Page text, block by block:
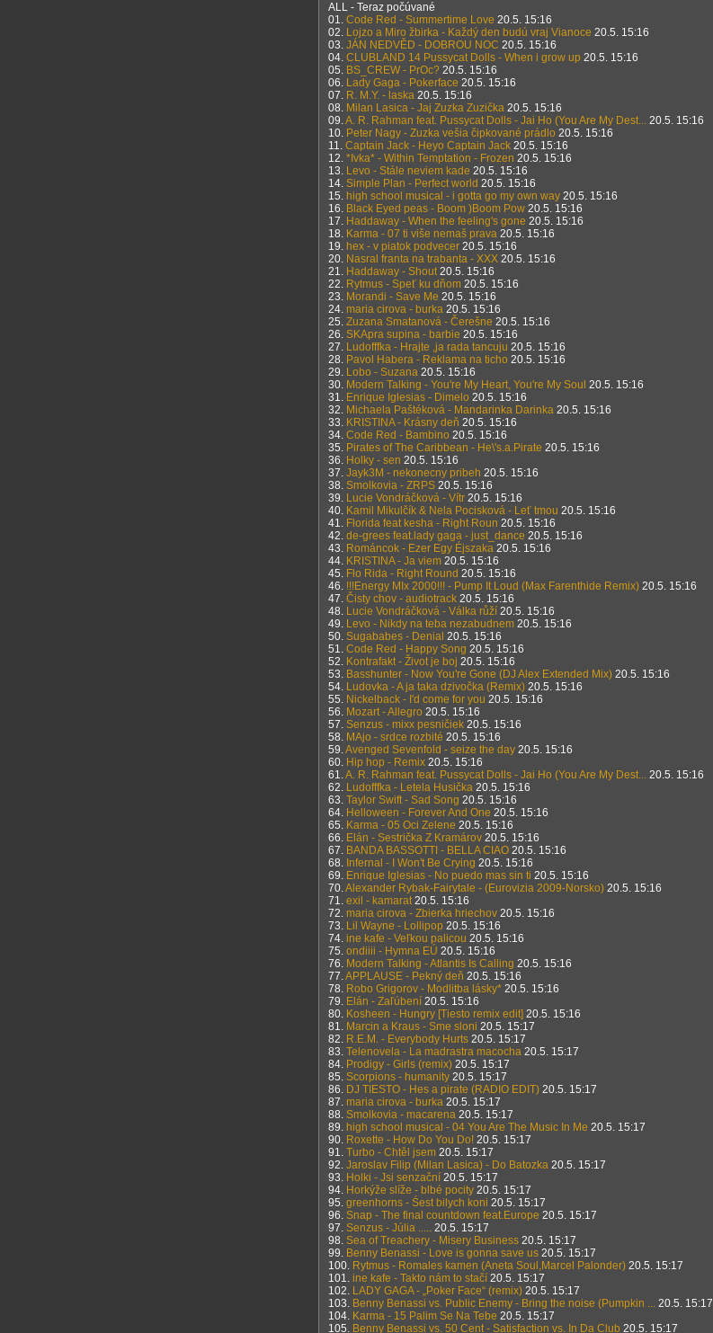
ALL - Teraz počúvané
01. Code Red - Summertime Love 20.5. 15:16
02. Lojzo a Miro žbirka - Každý den budú vraj Vianoce 20.5. 15:16
03. JÁN NEDVĚD - DOBROU NOC 20.5. 15:16
04. CLUBLAND 14 Pussycat Dolls - When i grow up 20.5. 15:16
05. BS_CREW - PrOc? 20.5. 15:16
06. Lady Gaga - Pokerface 20.5. 15:16
07. R. M.Y. - laska 20.5. 15:16
08. Milan Lasica - Jaj Zuzka Zuzička 20.5. 15:16
09.A. R. Rahman feat. Pussycat Dolls - Jai Ho (You Are My Dest... 20.5. 15:16
10. Peter Nagy - Zuzka vešia čipkované prádlo 20.5. 15:16
11. Captain Jack - Heyo Captain Jack 20.5. 15:16
12. *Ivka* - Within Temptation - Frozen 20.5. 15:16
13. Levo - Stále neviem kade 20.5. 15:16
14. Simple Plan - Perfect world 20.5. 15:16
15. high school musical - i gotta go my own way 20.5. 15:16
16. Black Eyed peas - Boom )Boom Pow 20.5. 15:16
17. Haddaway - When the feeling's gone 20.5. 15:16
18. Karma - 07 ti više nemaš prava 20.5. 15:16
19. hex - v piatok podvecer 20.5. 15:16
20. Nasral franta na trabanta - XXX 20.5. 15:16
21. Haddaway - Shout 20.5. 15:16
22. Rytmus - Speť ku dňom 20.5. 15:16
23. Morandi - Save Me 20.5. 15:16
24. maria cirova - burka 20.5. 15:16
25. Zuzana Smatanová - Čerešne 20.5. 15:16
26. SKApra supina - barbie 20.5. 15:16
27. Ludofffka - Hrajte ,ja rada tancuju 20.5. 15:16
28. Pavol Habera - Reklama na ticho 20.5. 15:16
29. Lobo - Suzana 20.5. 15:16
30. Modern Talking - You're My Heart, You're My Soul 20.5. 15:16
31. Enrique Iglesias - Dimelo 20.5. 15:16
32. Michaela Paštéková - Mandarinka Darinka 20.5. 15:16
33. KRISTINA - Krásny deň 20.5. 15:16
34. Code Red - Bambino 20.5. 15:16
35. Pirates of The Caribbean - He\'s.a.Pirate 20.5. 15:16
36. Holky - sen 20.5. 15:16
37. Jayk3M - nekonecny pribeh 20.5. 15:16
38. Smolkovia - ZRPS 20.5. 15:16
39. Lucie Vondráčková - Vítr 20.5. 15:16
40. Kamil Mikulčík & Nela Pocisková - Leť tmou 20.5. 15:16
41. Florida feat kesha - Right Roun 20.5. 15:16
42. de-grees feat.lady gaga - just_dance 20.5. 15:16
43. Románcok - Ezer Egy Éjszaka 20.5. 15:16
44. KRISTINA - Ja viem 20.5. 15:16
45. Flo Rida - Right Round 20.5. 15:16
46. !!!Energy MIx 2000!!! - Pump It Loud (Max Farenthide Remix) 20.5. 15:16
47. Čisty chov - audiotrack 20.5. 15:16
48. Lucie Vondráčková - Válka růží 20.5. 15:16
49. Levo - Nikdy na teba nezabudnem 20.5. 15:16
50. Sugababes - Denial 20.5. 15:16
51. Code Red - Happy Song 20.5. 15:16
52. Kontrafakt - Život je boj 20.5. 15:16
53. Basshunter - Now You're Gone (DJ Alex Extended Mix) 20.5. 15:16
54. Ludovka - A ja taka dzivočka (Remix) 20.5. 15:16
55. Nickelback - I'd come for you 20.5. 15:16
56. Mozart - Allegro 20.5. 15:16
57. Senzus - mixx pesničiek 20.5. 15:16
58. MAjo - srdce rozbité 20.5. 15:16
59.Avenged Sevenfold - seize the day 20.5. 15:16
60. Hip hop - Remix 20.5. 15:16
61.A. R. Rahman feat. Pussycat Dolls - Jai Ho (You Are My Dest... 20.5. 15:16
62. Ludofffka - Letela Husička 20.5. 15:16
63. Taylor Swift - Sad Song 20.5. 15:16
64. Helloween - Forever And One 20.5. 15:16
65. Karma - 05 Oci Zelene 20.5. 15:16
66. Elán - Sestrička Z Kramárov 20.5. 15:16
67. BANDA BASSOTTI - BELLA CIAO 20.5. 15:16
68. Infernal - I Won't Be Crying 20.5. 15:16
69. Enrique Iglesias - No puedo mas sin ti 20.5. 15:16
70.Alexander Rybak-Fairytale - (Eurovizia 2009-Norsko) 20.5. 15:16
71. exil - kamarat 20.5. 15:16
72. maria cirova - Zbierka hriechov 20.5. 15:16
73. Lil Wayne - Lollipop 20.5. 15:16
74. ine kafe - Veľkou palicou 20.5. 15:16
75. ondiiii - Hymna EÚ 20.5. 15:16
76. Modern Talking - Atlantis Is Calling 20.5. 15:16
77.APPLAUSE - Pekný deň 20.5. 15:16
78. Robo Grigorov - Modlitba lásky* 20.5. 15:16
79. Elán - Zaľúbení 20.5. 15:16
80. Kosheen - Hungry [Tiesto remix edit] 20.5. 15:16
81. Marcin a Kraus - Sme sloni 20.5. 15:17
82. R.E.M. - Everybody Hurts 20.5. 15:17
83. Telenovela - La madrastra macocha 20.5. 15:17
84. Prodigy - Girls (remix) 20.5. 15:17
85. Scorpions - humanity 20.5. 15:17
86. DJ TIESTO - Hes a pirate (RADIO EDIT) 20.5. 15:17
87. maria cirova - burka 20.5. 15:17
88. Smolkovia - macarena 20.5. 15:17
89. high school musical - 04 You Are The Music In Me 20.5. 15:17
90. Roxette - How Do You Do! 20.5. 15:17
91. Turbo - Chtěl jsem 20.5. 15:17
92. Jaroslav Filip (Milan Lasica) - Do Batozka 20.5. 15:17
93. Holki - Jsi senzační 20.5. 15:17
94. Horkýže slíže - blbé pocity 20.5. 15:17
95. greenhorns - Śest bilych koni 20.5. 15:17
96. Snap - The final countdown feat.Europe 20.5. 15:17
97. Senzus - Júlia ..... 20.5. 15:17
98. Sea of Treachery - Misery Business 20.5. 15:17
99. Benny Benassi - Love is gonna save us 20.5. 15:17
100. Rytmus - Romales kamen (Aneta Soul,Marcel Palonder) 20.5. 15:17
101. ine kafe - Takto nám to stačí 20.5. 15:17
102. LADY GAGA - „Poker Face“ (remix) 20.5. 15:17
103. Benny Benassi vs. Public Enemy - Bring the noise (Pumpkin ... 20.5. 15:17
104. Karma - 15 Palim Se Na Tebe 20.5. 15:17
105. Benny Benassi vs. 50 Cent - Satisfaction vs. In Da Club 20.5. 15:17